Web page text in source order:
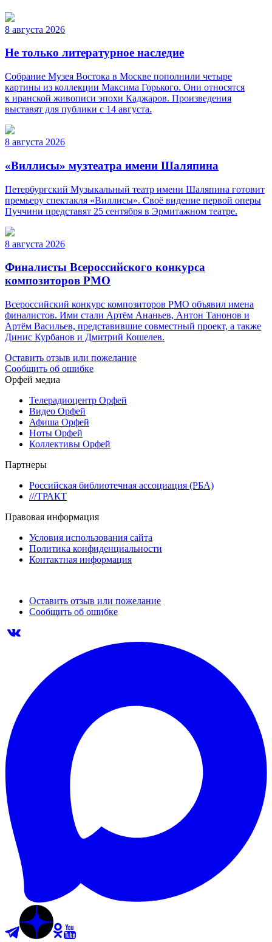
8 августа 2026
Не только литературное наследие
Собрание Музея Востока в Москве пополнили четыре
картины из коллекции Максима Горького. Они относятся
к иранской живописи эпохи Каджаров. Произведения
выставят для публики с 14 августа.
8 августа 2026
«Виллисы» музтеатра имени Шаляпина
Петербургский Музыкальный театр имени Шаляпина готовит
премьеру спектакля «Виллисы». Своё видение первой оперы
Пуччини представят 25 сентября в Эрмитажном театре.
8 августа 2026
Финалисты Всероссийского конкурса
композиторов РМО
Всероссийский конкурс композиторов РМО объявил имена
финалистов. Ими стали Артём Ананьев, Антон Танонов и
Артём Васильев, представившие совместный проект, а также
Динис Курбанов и Дмитрий Кошелев.
Оставить отзыв или пожелание
Сообщить об ошибке
Орфей медиа
Телерадиоцентр Орфей
Видео Орфей
Афиша Орфей
Ноты Орфей
Коллективы Орфей
Партнеры
Российская библиотечная ассоциация (РБА)
///ТРАКТ
Правовая информация
Условия использования сайта
Политика конфиденциальности
Контактная информация
Оставить отзыв или пожелание
Сообщить об ошибке